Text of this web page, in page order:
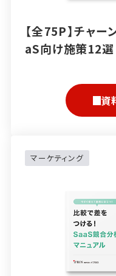
【全75P】チャ
aS向け施策12選
資
マーケティング